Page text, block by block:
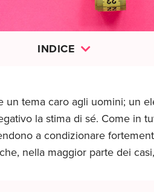
INDICE
un tema caro agli uomini; un
la stima di sé. Come in
a condizionare
nella maggior parte dei